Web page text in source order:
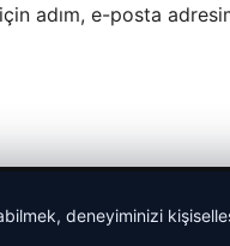
adım, e-posta
deneyiminizi